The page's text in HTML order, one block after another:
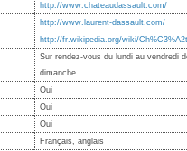
http://www.chateaudassault.com/
http://www.laurent-dassault.com/
http://fr.wikipedia.org/wiki/
Sur rendez-vous du lundi au vendredi
dimanche
Oui
Oui
Oui
Français, anglais